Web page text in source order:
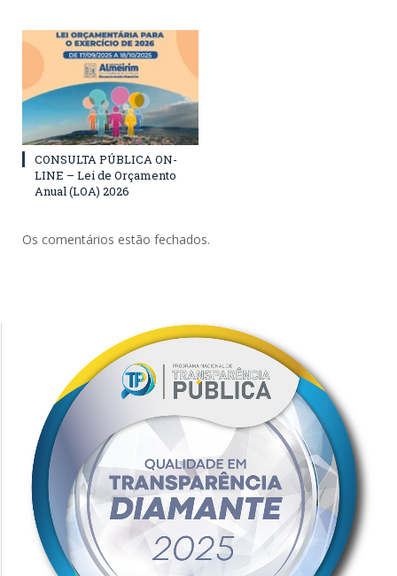
CONSULTA PÚBLICA ON-
LINE – Lei de Orçamento
Anual (LOA) 2026
Os comentários estão fechados.